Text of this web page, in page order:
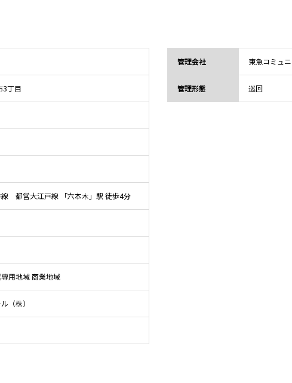
3丁目
線 都営大江戸線 「六本木」駅 徒歩4分
用地域 商業地域
（株）
管理会社 東急コミュ
管理形態 巡回